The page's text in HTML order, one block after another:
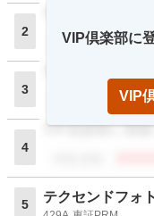
2
VIP倶楽部に登
閲覧者数
3
4
VIP倶楽部に登
5
テクセンドフォ
VIP倶楽部に
VIP